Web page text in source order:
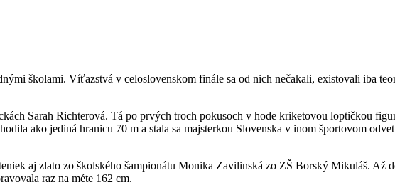
školami. Víťazstvá v celoslovenskom finále sa od nich nečakali, existovali iba
Sarah Richterová. Tá po prvých troch pokusoch v hode kriketovou loptičkou
ako jediná hranicu 70 m a stala sa majsterkou Slovenska v inom športovom
aj zlato zo školského šampionátu Monika Zavilinská zo ZŠ Borský Mikuláš. Až
raz na méte 162 cm.